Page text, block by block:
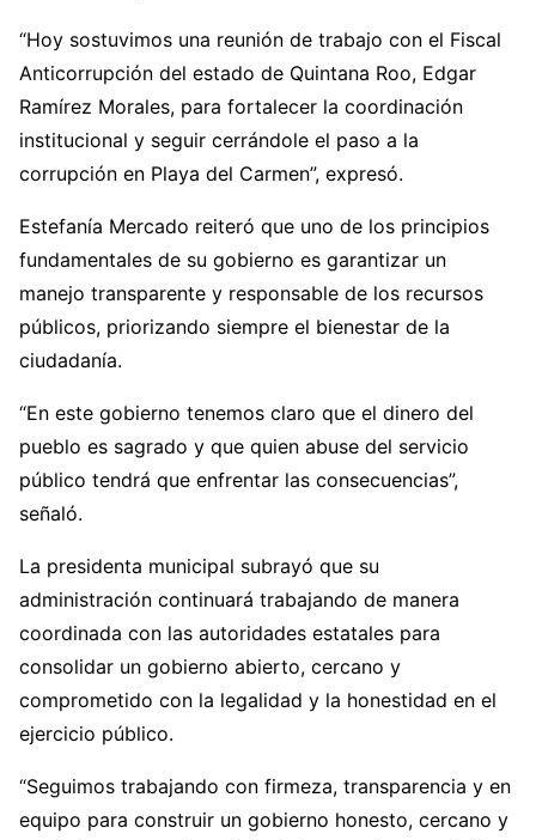
“Hoy sostuvimos una reunión de trabajo con el Fiscal
Anticorrupción del estado de Quintana Roo, Edgar
Ramírez Morales, para fortalecer la coordinación
institucional y seguir cerrándole el paso a la
corrupción en Playa del Carmen”, expresó.
Estefanía Mercado reiteró que uno de los principios
fundamentales de su gobierno es garantizar un
manejo transparente y responsable de los recursos
públicos, priorizando siempre el bienestar de la
ciudadanía.
“En este gobierno tenemos claro que el dinero del
pueblo es sagrado y que quien abuse del servicio
público tendrá que enfrentar las consecuencias”,
señaló.
La presidenta municipal subrayó que su
administración continuará trabajando de manera
coordinada con las autoridades estatales para
consolidar un gobierno abierto, cercano y
comprometido con la legalidad y la honestidad en el
ejercicio público.
“Seguimos trabajando con firmeza, transparencia y en
equipo para construir un gobierno honesto, cercano y